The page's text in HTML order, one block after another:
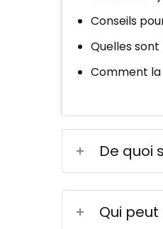
Conseils
Quelles
Comment la
De quoi
Qui